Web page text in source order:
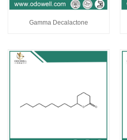
Gamma Decalactone